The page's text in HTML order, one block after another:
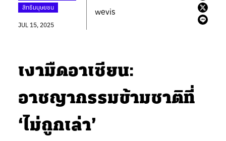
สิทธิมนุษยชน
JUL 15, 2025
wevis
เงามืดอาเซียน:
อาชญากรรมข้ามชาติที่
‘ไม่ถูกเล่า’